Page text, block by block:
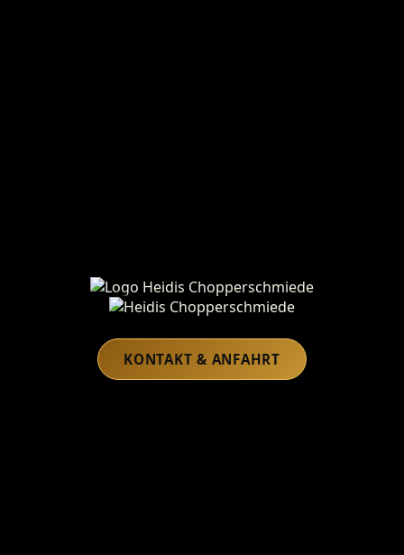
Heidis Chopperschmiede
KONTAKT & ANFAHRT